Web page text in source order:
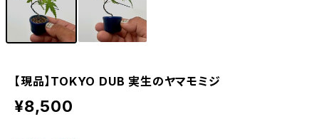
【現品】TOKYO DUB 実生のヤマモミジ
¥8,500